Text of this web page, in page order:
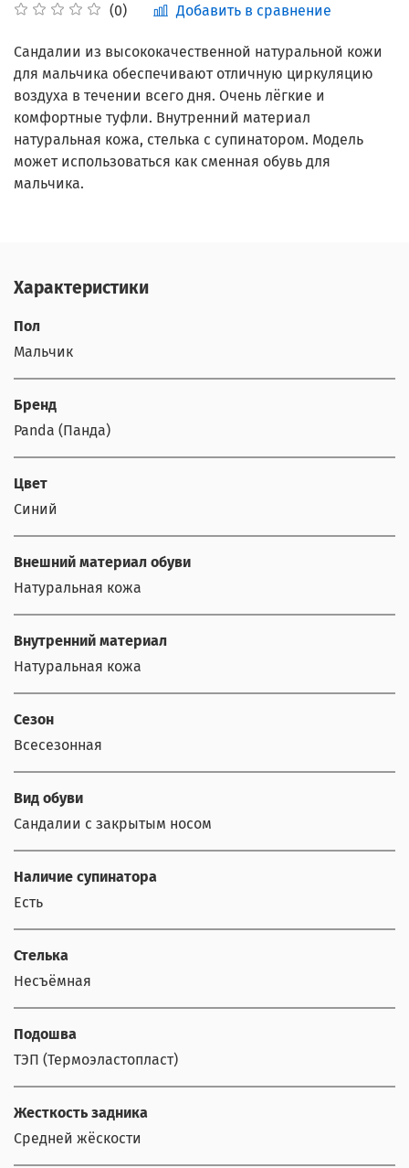
(0) Добавить в сравнение
Сандалии из высококачественной натуральной кожи
для мальчика обеспечивают отличную циркуляцию
воздуха в течении всего дня. Очень лёгкие и
комфортные туфли. Внутренний материал
натуральная кожа, стелька с супинатором. Модель
может использоваться как сменная обувь для
мальчика.
Характеристики
Пол
Мальчик
Бренд
Panda (Панда)
Цвет
Синий
Внешний материал обуви
Натуральная кожа
Внутренний материал
Натуральная кожа
Сезон
Всесезонная
Вид обуви
Сандалии с закрытым носом
Наличие супинатора
Есть
Стелька
Несъёмная
Подошва
ТЭП (Термоэластопласт)
Жесткость задника
Средней жёскости